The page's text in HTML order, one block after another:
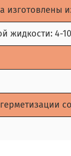
изготовлены
жидкости: 4-